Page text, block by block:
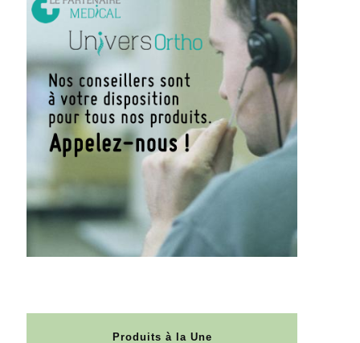
Produits à la Une